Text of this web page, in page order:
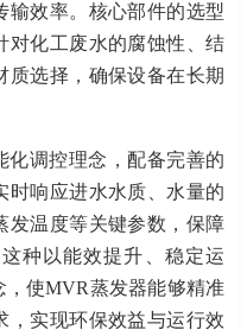
输效率。核心部件的选型
对化工废水的腐蚀性、结
质选择，确保设备在长期
化调控理念，配备完善的
时响应进水水质、水量的
发温度等关键参数，保障
种以能效提升、稳定运
，使MVR蒸发器能够精准
，实现环保效益与运行效